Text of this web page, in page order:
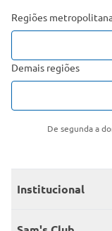
Regiões
Demais regiões
De segunda a
Institucional
Quem somos